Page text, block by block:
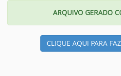
ARQUIVO GERADO
CLIQUE AQUI PARA